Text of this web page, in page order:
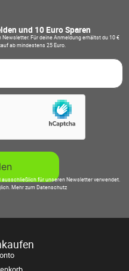
und 10 Euro Sparen
Für deine Anmeldung erhältst du 10 €
ab mindestens 25 Euro.
für unseren Newsletter verwendet.
Mehr zum Datenschutz